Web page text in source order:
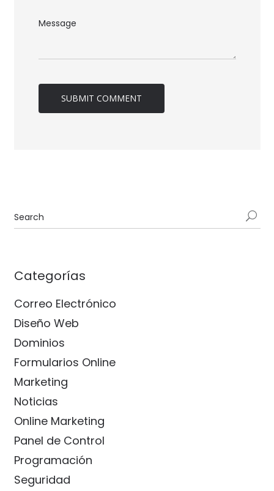
Categorías
Correo Electrónico
Diseño Web
Dominios
Formularios Online
Marketing
Noticias
Online Marketing
Panel de Control
Programación
Seguridad